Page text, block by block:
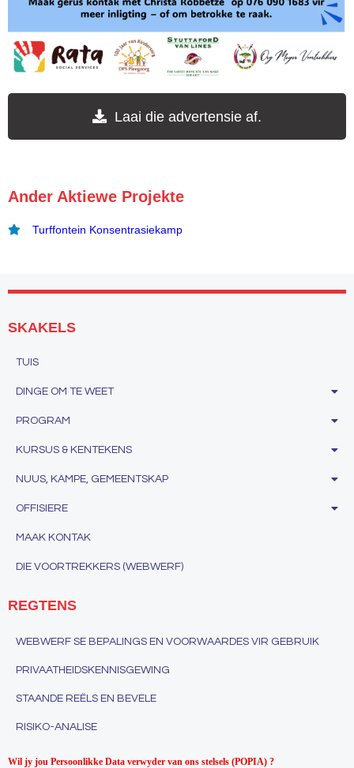
Laai die advertensie af.
Ander Aktiewe Projekte
Turffontein Konsentrasiekamp
SKAKELS
TUIS
DINGE OM TE WEET
PROGRAM
KURSUS & KENTEKENS
NUUS, KAMPE, GEMEENTSKAP
OFFISIERE
MAAK KONTAK
DIE VOORTREKKERS (WEBWERF)
REGTENS
WEBWERF SE BEPALINGS EN VOORWAARDES VIR GEBRUIK
PRIVAATHEIDSKENNISGEWING
STAANDE REËLS EN BEVELE
RISIKO-ANALISE
Wil jy jou Persoonlikke Data verwyder van ons stelsels (POPIA) ?